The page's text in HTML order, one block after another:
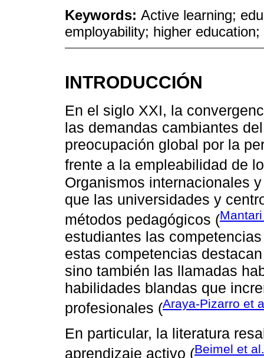
Keywords: Active learning;
employability; higher
INTRODUCCIÓN
En el siglo XXI, la
las demandas cambiantes
preocupación global por la
frente a la empleabilidad de
Organismos internacionales
que las universidades y
métodos pedagógicos (
estudiantes las
estas competencias
sino también las llamadas
habilidades blandas que
profesionales (Araya-Pizarro et
En particular, la literatura
aprendizaje activo (Beimel et